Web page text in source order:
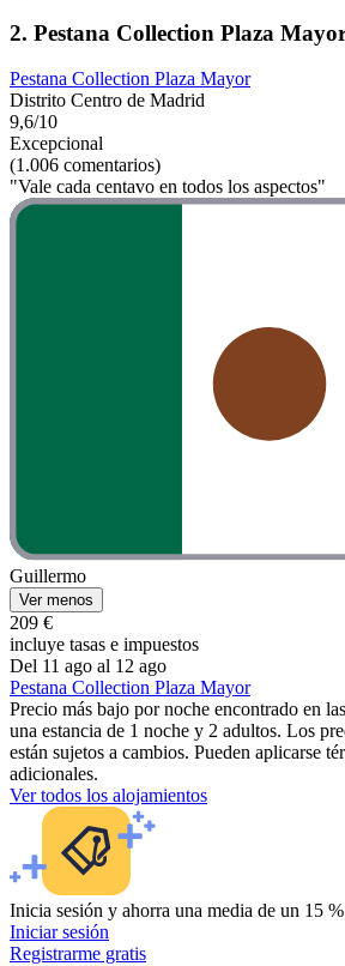
2. Pestana Collection Plaza
Pestana Collection Plaza Mayor
Distrito Centro de Madrid
9,6/10
Excepcional
(1.006 comentarios)
"Vale cada centavo en todos los aspectos"
Guillermo
Ver menos
209 €
incluye tasas e impuestos
Del 11 ago al 12 ago
Pestana Collection Plaza Mayor
Precio más bajo por noche encontrado en
una estancia de 1 noche y 2 adultos. Los
están sujetos a cambios. Pueden aplicarse
adicionales.
Ver todos los alojamientos
Inicia sesión y ahorra una media de un 15
Iniciar sesión
Registrarme gratis